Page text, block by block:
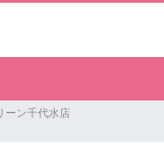
ーン千代水店